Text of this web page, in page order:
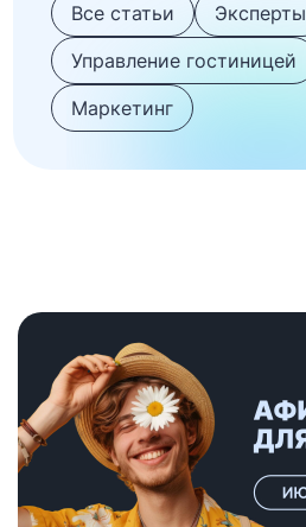
Все статьи
Эксперты
Управление гостиницей
Маркетинг